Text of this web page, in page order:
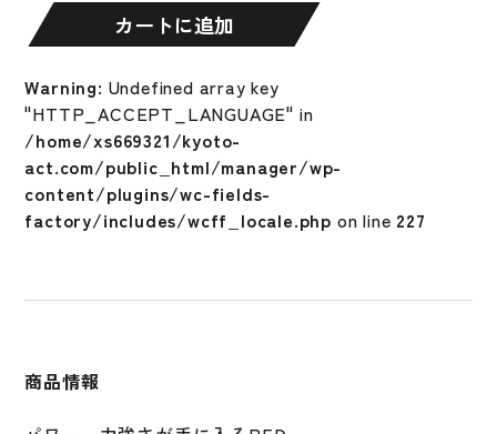
ウ
ィ
ド
ラ
イ
ブ
レ
ッ
野
グ
カートに追加
Warning: Undefined array key
"HTTP_ACCEPT_LANGUAGE" in
/home/xs669321/kyoto-
act.com/public_html/manager/wp-
content/plugins/wc-fields-
factory/includes/wcff_locale.php on line 227
商品情報